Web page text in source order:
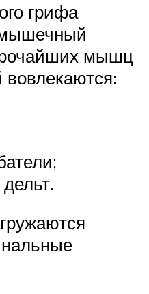
грифа
мышечный
мышц